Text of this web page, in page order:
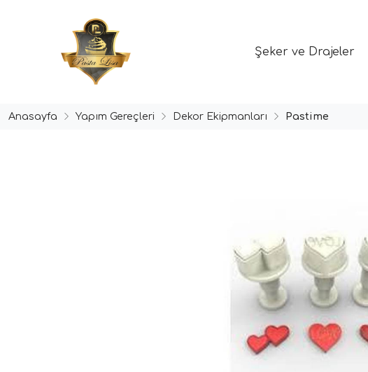
Şeker ve Drajeler
Anasayfa Yapım Gereçleri Dekor Ekipmanları Pastime